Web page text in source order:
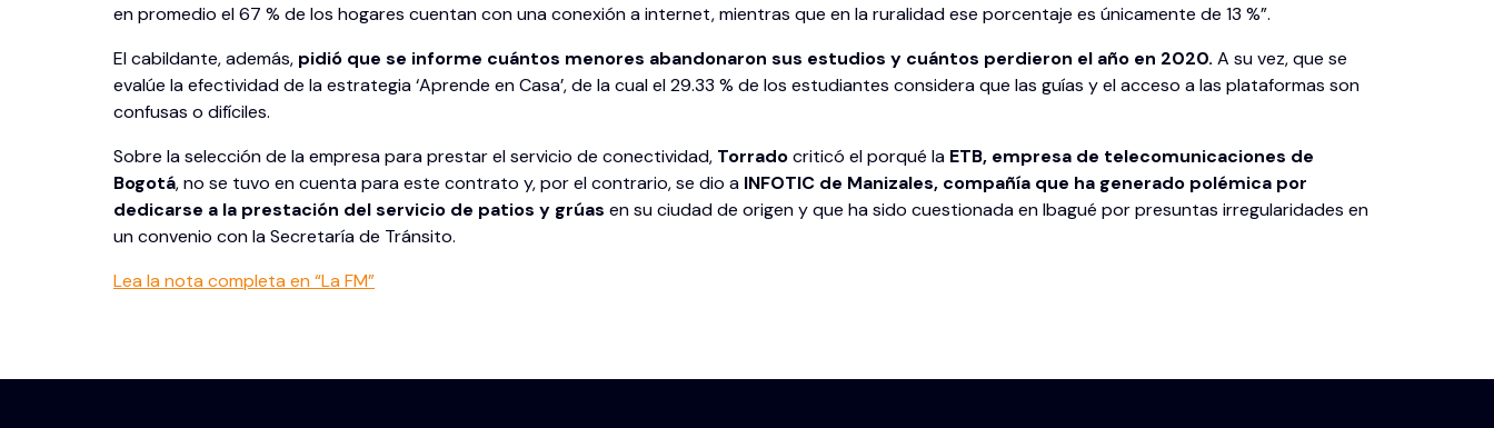
en promedio el 67 % de los hogares cuentan con una conexión a internet, mientras que en la ruralidad ese porcentaje es únicamente de 13 %”.
El cabildante, además, pidió que se informe cuántos menores abandonaron sus estudios y cuántos perdieron el año en 2020. A su vez, que se
evalúe la efectividad de la estrategia ‘Aprende en Casa’, de la cual el 29.33 % de los estudiantes considera que las guías y el acceso a las plataformas son
confusas o difíciles.
Sobre la selección de la empresa para prestar el servicio de conectividad, Torradocriticó el porqué la ETB, empresa de telecomunicaciones de
Bogotá, no se tuvo en cuenta para este contrato y, por el contrario, se dio a INFOTIC de Manizales, compañía que ha generado polémica por
dedicarse a la prestación del servicio de patios y grúas en su ciudad de origen y que ha sido cuestionada en Ibagué por presuntas irregularidades en
un convenio con la Secretaría de Tránsito.
Lea la nota completa en “La FM”